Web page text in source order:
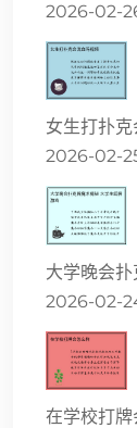
2026-02-26
女生打扑
2026-02-
大学晚会
2026-02-24
在学校打